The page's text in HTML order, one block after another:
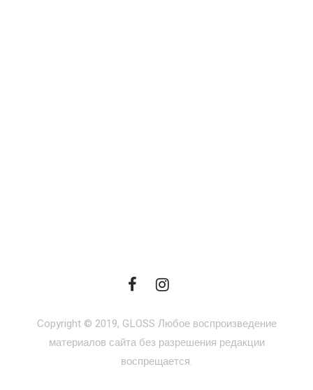
Copyright © 2019, GLOSS Любое воспроизведение
материалов сайта без разрешения редакции
воспрещается.